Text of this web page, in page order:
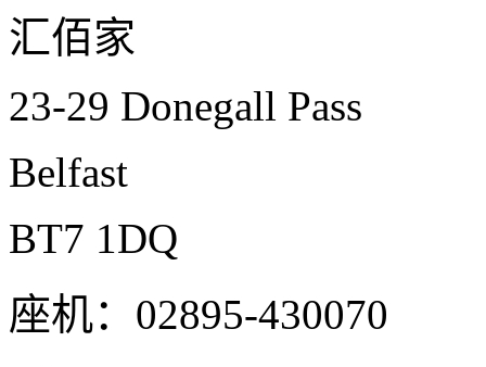
汇佰家
23-29 Donegall Pass
Belfast
BT7 1DQ
座机：02895-430070